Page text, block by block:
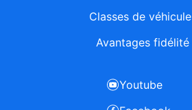
Classes de
Avantages fidélité
Youtube